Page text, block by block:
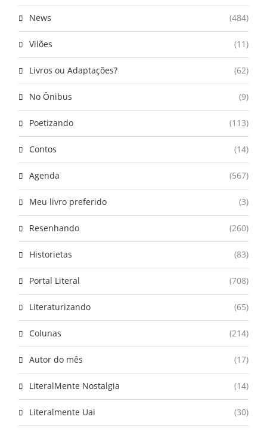
News (484)
Vilões (11)
Livros ou Adaptações? (62)
No Ônibus (9)
Poetizando (113)
Contos (14)
Agenda (567)
Meu livro preferido (3)
Resenhando (260)
Historietas (83)
Portal Literal (708)
Literaturizando (65)
Colunas (214)
Autor do mês (17)
LiteralMente Nostalgia (14)
Literalmente Uai (30)